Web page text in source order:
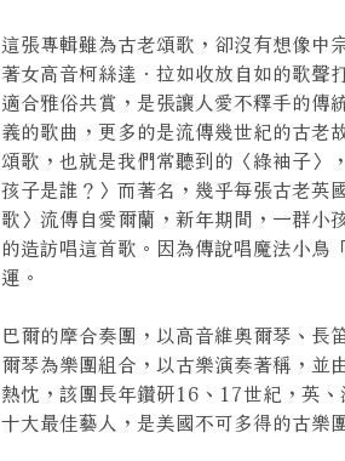
這張專輯雖為古老頌歌，卻沒有想像中
著女高音柯絲達．拉如收放自如的歌聲
適合雅俗共賞，是張讓人愛不釋手的傳
義的歌曲，更多的是流傳幾世紀的古老
頌歌，也就是我們常聽到的〈綠袖子〉
孩子是誰？〉而著名，幾乎每張古老英
歌〉流傳自愛爾蘭，新年期間，一群小
的造訪唱這首歌。因為傳說唱魔法小鳥
運。
巴爾的摩合奏團，以高音維奧爾琴、長
爾琴為樂團組合，以古樂演奏著稱，並
熱忱，該團長年鑽研16、17世紀，英
十大最佳藝人，是美國不可多得的古樂